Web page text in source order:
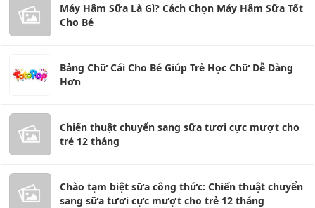
Máy Hâm Sữa Là Gì? Cách Chọn Máy Hâm Sữa Tốt
Cho Bé
Bảng Chữ Cái Cho Bé Giúp Trẻ Học Chữ Dễ Dàng
Hơn
Chiến thuật chuyển sang sữa tươi cực mượt cho
trẻ 12 tháng
Chào tạm biệt sữa công thức: Chiến thuật chuyển
sang sữa tươi cực mượt cho trẻ 12 tháng